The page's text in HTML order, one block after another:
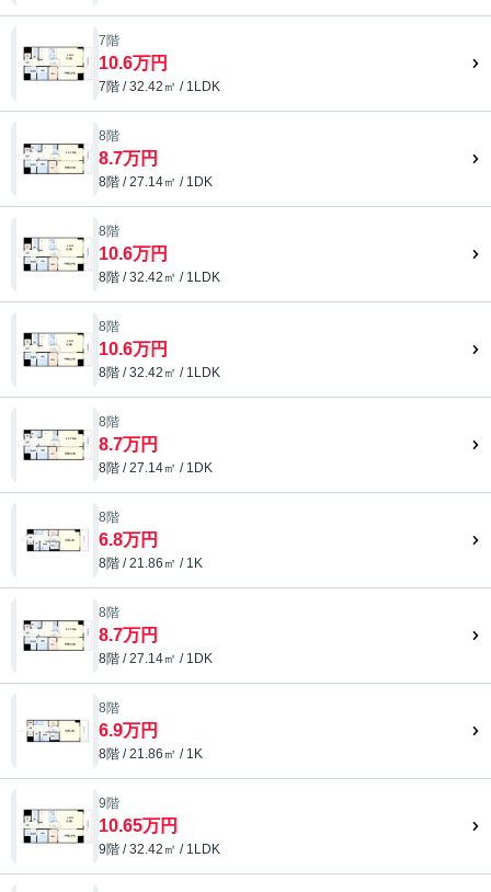
7階
10.6万円
7階 / 32.42㎡ / 1LDK
8階
8.7万円
8階 / 27.14㎡ / 1DK
8階
10.6万円
8階 / 32.42㎡ / 1LDK
8階
10.6万円
8階 / 32.42㎡ / 1LDK
8階
8.7万円
8階 / 27.14㎡ / 1DK
8階
6.8万円
8階 / 21.86㎡ / 1K
8階
8.7万円
8階 / 27.14㎡ / 1DK
8階
6.9万円
8階 / 21.86㎡ / 1K
9階
10.65万円
9階 / 32.42㎡ / 1LDK